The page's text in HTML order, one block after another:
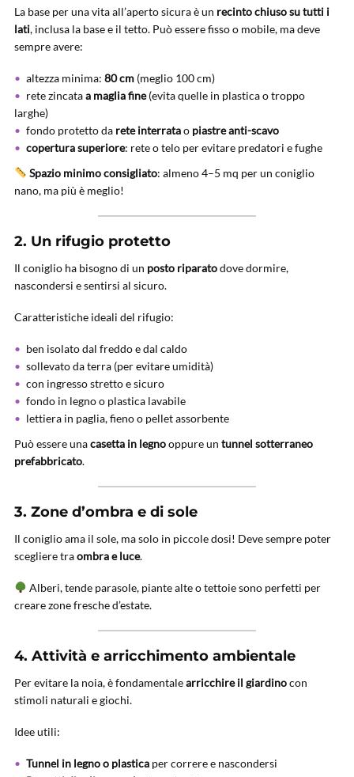
La base per una vita all’aperto sicura è un recinto chiuso su tutti i
lati, inclusa la base e il tetto. Può essere fisso o mobile, ma deve
sempre avere:
altezza minima: 80 cm (meglio 100 cm)
rete zincataa maglia fine(evita quelle in plastica o troppo
larghe)
fondo protetto da rete interratao piastre anti-scavo
copertura superiore: rete o telo per evitare predatori e fughe
Spazio minimo consigliato: almeno 4–5 mq per un coniglio
nano, ma più è meglio!
2. Un rifugio protetto
Il coniglio ha bisogno di un posto riparatodove dormire,
nascondersi e sentirsi al sicuro.
Caratteristiche ideali del rifugio:
ben isolato dal freddo e dal caldo
sollevato da terra (per evitare umidità)
con ingresso stretto e sicuro
fondo in legno o plastica lavabile
lettiera in paglia, fieno o pellet assorbente
Può essere unacasetta in legnooppure un tunnel sotterraneo
prefabbricato.
3. Zone d’ombra e di sole
Il coniglio ama il sole, ma solo in piccole dosi! Deve sempre poter
scegliere traombra e luce.
Alberi, tende parasole, piante alte o tettoie sono perfetti per
creare zone fresche d’estate.
4. Attività e arricchimento ambientale
Per evitare la noia, è fondamentalearricchire il giardinocon
stimoli naturali e giochi.
Idee utili:
Tunnel in legno o plastica per correre e nascondersi